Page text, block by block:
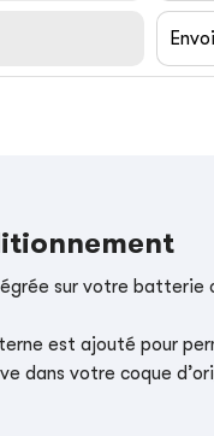
sur votre batterie
est ajouté pour
dans votre coque